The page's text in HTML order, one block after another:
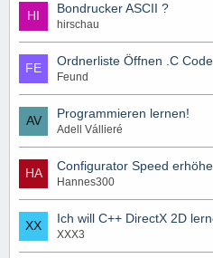
Bondrucker ASCII ?
hirschau
Ordnerliste Öffnen .C Code
Feund
Programmieren lernen!
Adell Vállieré
Configurator Speed
Hannes300
Ich will C++ DirectX 2D
XXX3